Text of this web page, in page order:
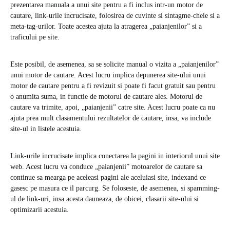
prezentarea manuala a unui site pentru a fi inclus intr-un motor de
cautare, link-urile incrucisate, folosirea de cuvinte si sintagme-cheie si a
meta-tag-urilor. Toate acestea ajuta la atragerea „paianjenilor” si a
traficului pe site.
Este posibil, de asemenea, sa se solicite manual o vizita a „paianjenilor”
unui motor de cautare. Acest lucru implica depunerea site-ului unui
motor de cautare pentru a fi revizuit si poate fi facut gratuit sau pentru
o anumita suma, in functie de motorul de cautare ales. Motorul de
cautare va trimite, apoi, „paianjenii” catre site. Acest lucru poate ca nu
ajuta prea mult clasamentului rezultatelor de cautare, insa, va include
site-ul in listele acestuia.
Link-urile incrucisate implica conectarea la pagini in interiorul unui site
web. Acest lucru va conduce „paianjenii” motoarelor de cautare sa
continue sa mearga pe aceleasi pagini ale aceluiasi site, indexand ce
gasesc pe masura ce il parcurg. Se foloseste, de asemenea, si spamming-
ul de link-uri, insa acesta dauneaza, de obicei, clasarii site-ului si
optimizarii acestuia.